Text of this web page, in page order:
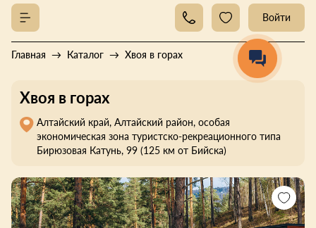
Войти
Главная Каталог Хвоя в горах
Хвоя в горах
Алтайский край, Алтайский район, особая
экономическая зона туристско-рекреационного типа
Бирюзовая Катунь, 99 (125 км от Бийска)